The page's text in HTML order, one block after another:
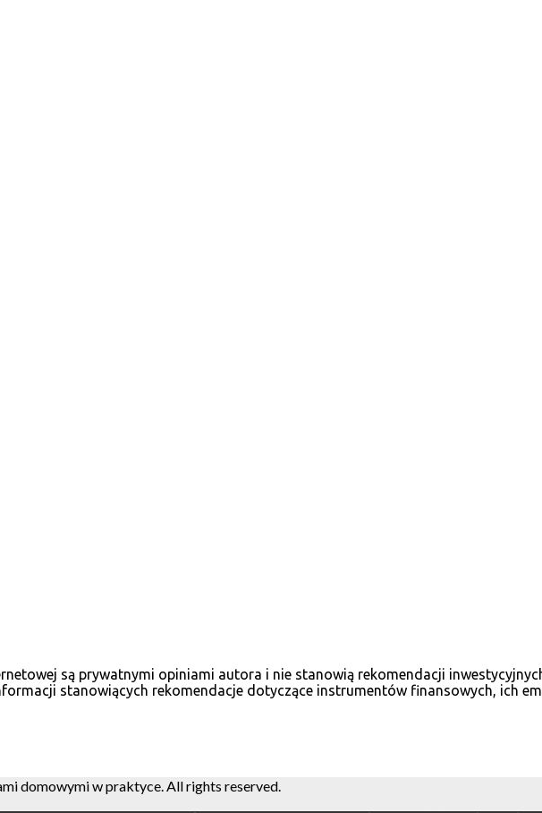
są prywatnymi opiniami autora i nie stanowią rekomendacji
stanowiących rekomendacje dotyczące instrumentów finansowych, ich
domowymi w praktyce. All rights reserved.